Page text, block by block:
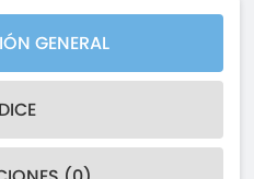
GENERAL